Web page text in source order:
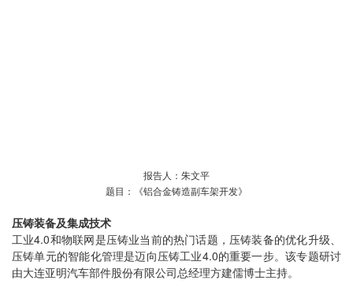
报告人：朱文平
题目：《铝合金铸造副车架开发》
压铸装备及集成技术
工业4.0和物联网是压铸业当前的热门话题，压铸装备的优化升级、
压铸单元的智能化管理是迈向压铸工业4.0的重要一步。该专题研讨
由大连亚明汽车部件股份有限公司总经理方建儒博士主持。